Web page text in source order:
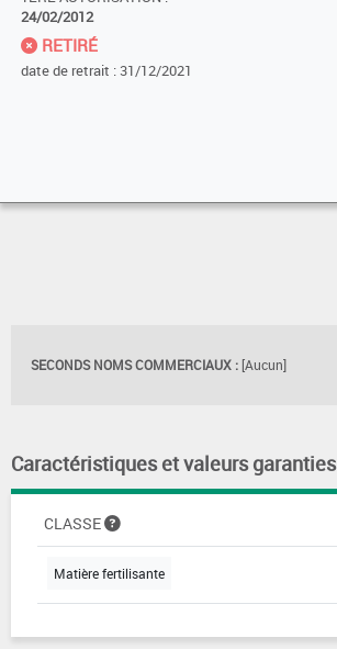
24/02/2012
RETIRÉ
date de retrait : 31/12/2021
SECONDS NOMS COMMERCIAUX : [Aucun]
Caractéristiques et valeurs garanties
CLASSE
Matière fertilisante